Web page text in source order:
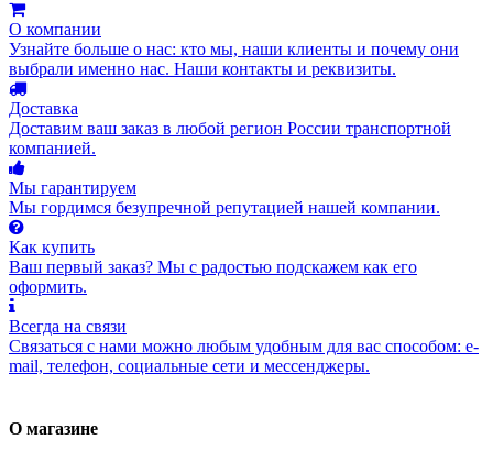
О компании
Узнайте больше о нас: кто мы, наши клиенты и почему они
выбрали именно нас. Наши контакты и реквизиты.
Доставка
Доставим ваш заказ в любой регион России транспортной
компанией.
Мы гарантируем
Мы гордимся безупречной репутацией нашей компании.
Как купить
Ваш первый заказ? Мы с радостью подскажем как его
оформить.
Всегда на связи
Связаться с нами можно любым удобным для вас способом: e-
mail, телефон, социальные сети и мессенджеры.
О магазине